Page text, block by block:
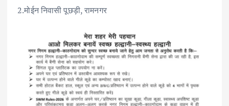
2.मोईन निवासी पूछड़ी, रामनगर